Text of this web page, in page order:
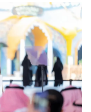
بلس+
فيديو
مطبخ سيدتي
مقالات الرأي
ستايل
تقارير
عروس سيدتي